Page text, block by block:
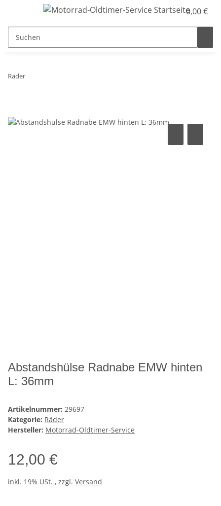
0,00 €
Räder
Abstandshülse Radnabe EMW hinten
L: 36mm
Artikelnummer: 29697
Kategorie: Räder
Hersteller: Motorrad-Oldtimer-Service
12,00 €
inkl. 19% USt. , zzgl. Versand